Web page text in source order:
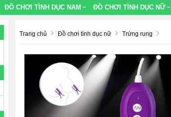
ĐỒ CHƠI TÌNH DỤC NAM ĐỒ CHƠI TÌNH DỤC NỮ
Trang chủ Đồ chơi tình dục nữ Trứng rung